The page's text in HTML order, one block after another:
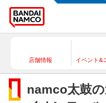
店舗情報 イベント&
namco太鼓